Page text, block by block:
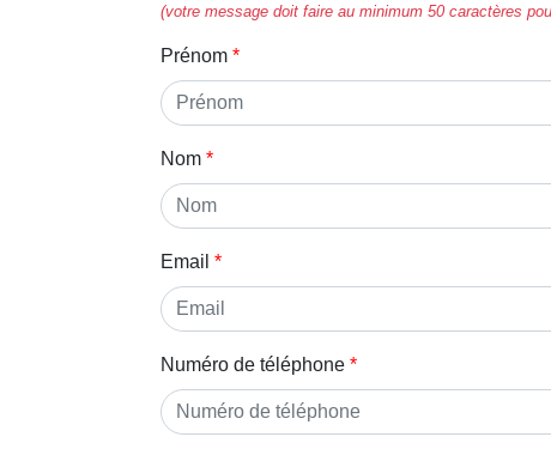
(votre message doit faire au minimum 50 caractères
Prénom
Nom
Email
Numéro de téléphone